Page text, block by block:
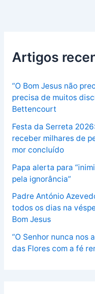
Artigos
“O Bom Jesus não
precisa de muitos
Bettencourt
Festa da Serreta
receber milhares de
mor concluído
Papa alerta para
pela ignorância”
Padre António
todos os dias na
Bom Jesus
“O Senhor nunca nos
das Flores com a fé